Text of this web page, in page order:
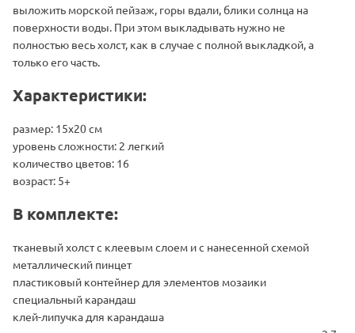
выложить морской пейзаж, горы вдали, блики солнца на
поверхности воды. При этом выкладывать нужно не
полностью весь холст, как в случае с полной выкладкой, а
только его часть.
Характеристики:
размер: 15х20 см
уровень сложности: 2 легкий
количество цветов: 16
возраст: 5+
В комплекте:
тканевый холст с клеевым слоем и с нанесенной схемой
металлический пинцет
пластиковый контейнер для элементов мозаики
специальный карандаш
клей-липучка для карандаша